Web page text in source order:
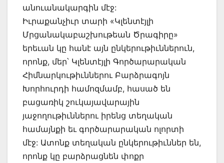
անուանակարգին մէջ:
Իւրաքանչիւր տարի «Կլենտէյլի
Մրցանակաբաշխութեան Ծրագիրը»
երեւան կը հանէ այն ընկերութիւններուն,
որոնք, մեր՝ Կլենտէյլի Գործարարական
Հիմնարկութիւններու Բարձրագոյն
Խորհուրդի համոզմամբ, հասած են
բացառիկ շուկայավարային
յաջողութիւններու իրենց տեղական
համայնքի եւ գործարարական ոլորտի
մէջ: Ատոնք տեղական ընկերութիւններ են,
որոնք կը բարձրացնեն փոքր